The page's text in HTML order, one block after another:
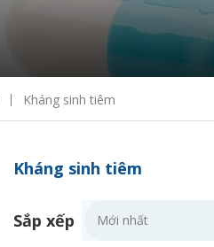
Kháng sinh tiêm
Kháng sinh tiêm
Sắp xếp